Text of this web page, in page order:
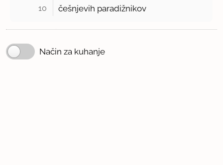
10 češnjevih paradižnikov
Način za kuhanje